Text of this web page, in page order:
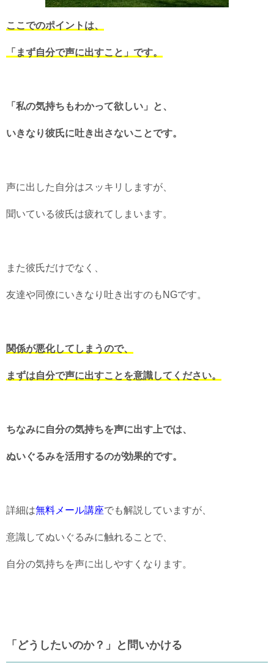
ここでのポイントは、
「まず自分で声に出すこと」です。
「私の気持ちもわかって欲しい」と、
いきなり彼氏に吐き出さないことです。
声に出した自分はスッキリしますが、
聞いている彼氏は疲れてしまいます。
また彼氏だけでなく、
友達や同僚にいきなり吐き出すのもNGです。
関係が悪化してしまうので、
まずは自分で声に出すことを意識してください。
ちなみに自分の気持ちを声に出す上では、
ぬいぐるみを活用するのが効果的です。
詳細は無料メール講座でも解説していますが、
意識してぬいぐるみに触れることで、
自分の気持ちを声に出しやすくなります。
「どうしたいのか？」と問いかける